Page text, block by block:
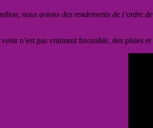
nous avions des rendements de l’ordre
n’est pas vraiment favorable, des pluies